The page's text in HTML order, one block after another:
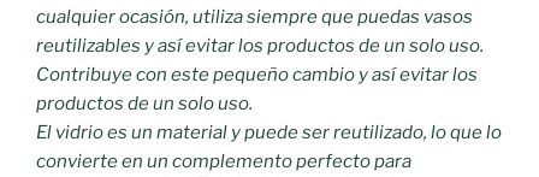
cualquier ocasión, utiliza siempre que puedas vasos
reutilizables y así evitar los productos de un solo uso.
Contribuye con este pequeño cambio y así evitar los
productos de un solo uso.
El vidrio es un material y puede ser reutilizado, lo que lo
convierte en un complemento perfecto para